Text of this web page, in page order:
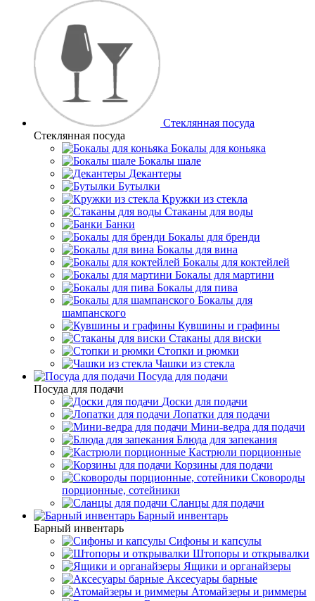
Стеклянная посуда
Стеклянная посуда
Бокалы для коньяка
Бокалы шале
Декантеры
Бутылки
Кружки из стекла
Стаканы для воды
Банки
Бокалы для бренди
Бокалы для вина
Бокалы для коктейлей
Бокалы для мартини
Бокалы для пива
Бокалы для
шампанского
Кувшины и графины
Стаканы для виски
Стопки и рюмки
Чашки из стекла
Посуда для подачи
Посуда для подачи
Доски для подачи
Лопатки для подачи
Мини-ведра для подачи
Блюда для запекания
Кастрюли порционные
Корзины для подачи
Сковороды
порционные, сотейники
Сланцы для подачи
Барный инвентарь
Барный инвентарь
Сифоны и капсулы
Штопоры и открывалки
Ящики и органайзеры
Аксесуары барные
Атомайзеры и риммеры